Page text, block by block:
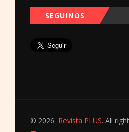
SEGUINOS
© 2026 Revista PLUS. All